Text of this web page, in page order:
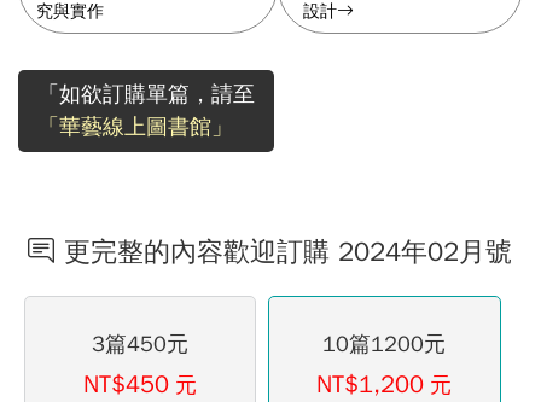
究與實作
設計
「如欲訂購單篇，請至
「華藝線上圖書館」
更完整的內容歡迎訂購 2024年02月號
3篇450元
NT$450 元
10篇1200元
NT$1,200 元